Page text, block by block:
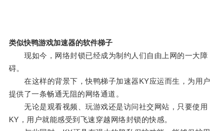
类似快鸭游戏加速器的软件梯子
现如今，网络封锁已经成为制约人们自由上网的一大障
碍。
在这样的背景下，快鸭梯子加速器KY应运而生，为用户
提供了一条畅通无阻的网络通道。
无论是观看视频、玩游戏还是访问社交网站，只要使用
KY，用户就能感受到飞速穿越网络封锁的快感。